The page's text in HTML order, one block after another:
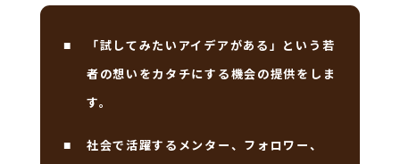
■
「試してみたいアイデアがある」という若
者の想いをカタチにする機会の提供をしま
す。
■ 社会で活躍するメンター、フォロワー、